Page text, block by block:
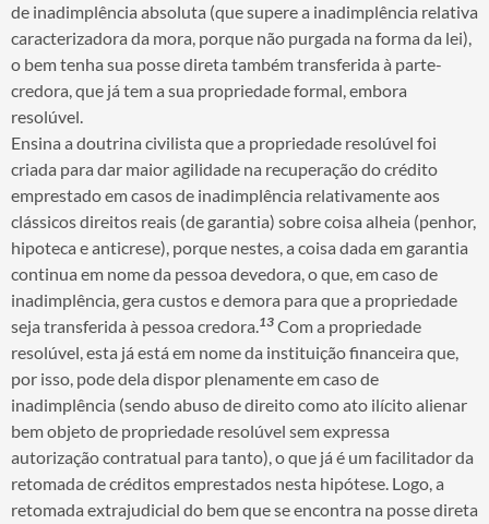
de inadimplência absoluta (que supere a inadimplência relativa
caracterizadora da mora, porque não purgada na forma da lei),
o bem tenha sua posse direta também transferida à parte-
credora, que já tem a sua propriedade formal, embora
resolúvel.
Ensina a doutrina civilista que a propriedade resolúvel foi
criada para dar maior agilidade na recuperação do crédito
emprestado em casos de inadimplência relativamente aos
clássicos direitos reais (de garantia) sobre coisa alheia (penhor,
hipoteca e anticrese), porque nestes, a coisa dada em garantia
continua em nome da pessoa devedora, o que, em caso de
inadimplência, gera custos e demora para que a propriedade
seja transferida à pessoa credora.13 Com a propriedade
resolúvel, esta já está em nome da instituição financeira que,
por isso, pode dela dispor plenamente em caso de
inadimplência (sendo abuso de direito como ato ilícito alienar
bem objeto de propriedade resolúvel sem expressa
autorização contratual para tanto), o que já é um facilitador da
retomada de créditos emprestados nesta hipótese. Logo, a
retomada extrajudicial do bem que se encontra na posse direta